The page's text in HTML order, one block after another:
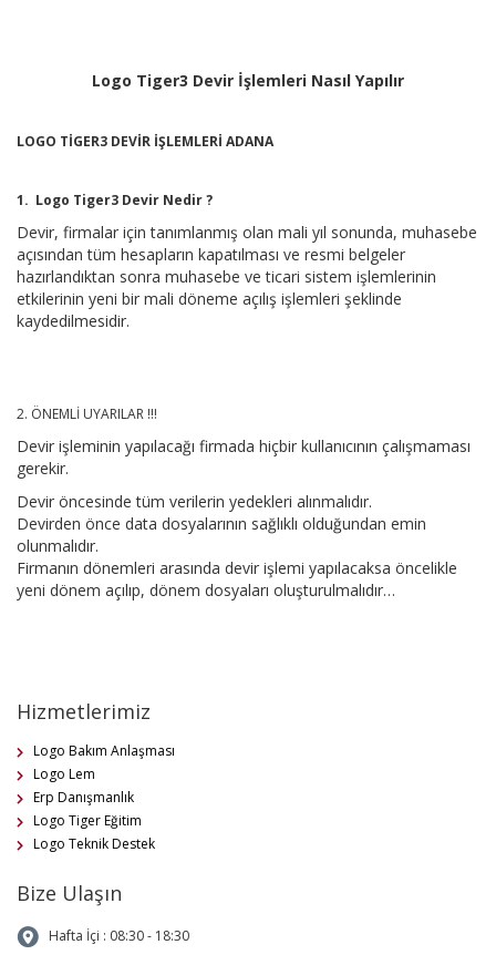
Logo Tiger3 Devir İşlemleri Nasıl Yapılır
LOGO TİGER3 DEVİR İŞLEMLERİ ADANA
1. Logo Tiger3 Devir Nedir ?
Devir, firmalar için tanımlanmış olan mali yıl sonunda, muhasebe
açısından tüm hesapların kapatılması ve resmi belgeler
hazırlandıktan sonra muhasebe ve ticari sistem işlemlerinin
etkilerinin yeni bir mali döneme açılış işlemleri şeklinde
kaydedilmesidir.
2. ÖNEMLİ UYARILAR !!!
Devir işleminin yapılacağı firmada hiçbir kullanıcının çalışmaması
gerekir.
Devir öncesinde tüm verilerin yedekleri alınmalıdır.
Devirden önce data dosyalarının sağlıklı olduğundan emin
olunmalıdır.
Firmanın dönemleri arasında devir işlemi yapılacaksa öncelikle
yeni dönem açılıp, dönem dosyaları oluşturulmalıdır…
Hizmetlerimiz
Logo Bakım Anlaşması
Logo Lem
Erp Danışmanlık
Logo Tiger Eğitim
Logo Teknik Destek
Bize Ulaşın
Hafta İçi : 08:30 - 18:30